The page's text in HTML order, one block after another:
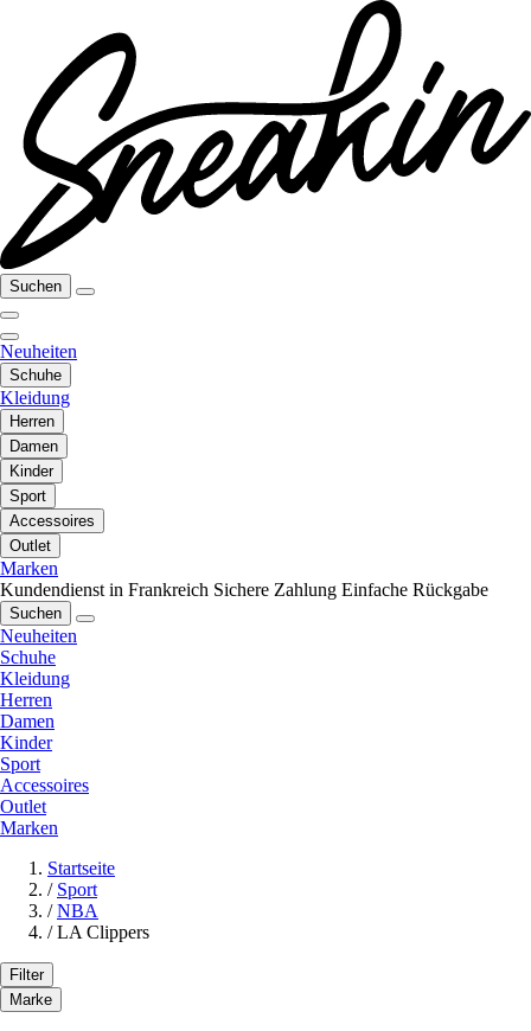
Suchen
Neuheiten
Schuhe
Kleidung
Herren
Damen
Kinder
Sport
Accessoires
Outlet
Marken
Kundendienst in Frankreich Sichere Zahlung Einfache Rückgabe
Suchen
Neuheiten
Schuhe
Kleidung
Herren
Damen
Kinder
Sport
Accessoires
Outlet
Marken
Startseite
/ Sport
/ NBA
/ LA Clippers
Filter
Marke